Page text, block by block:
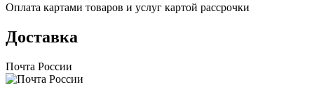
Оплата картами товаров и услуг картой рассрочки
Доставка
Почта России